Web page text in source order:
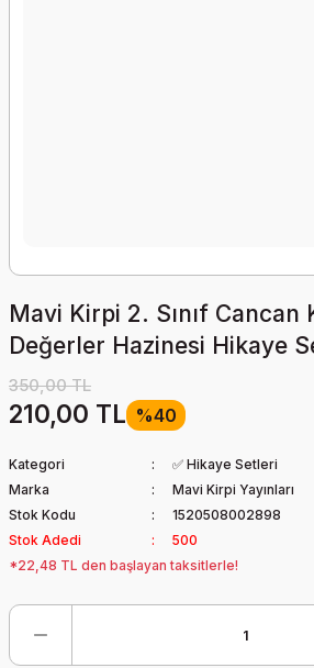
Mavi Kirpi 2. Sınıf Cancan
Değerler Hazinesi Hikaye
350,00 TL
210,00 TL %40
Kategori
✅ Hikaye Setleri
Marka
Mavi Kirpi Yayınları
Stok Kodu
1520508002898
Stok Adedi
500
*22,48 TL den başlayan taksitlerle!